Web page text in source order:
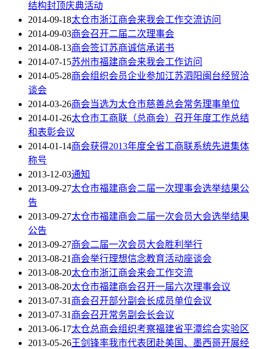
结构封顶庆典活动
2014-09-18太仓市浙江商会来我会工作交流访问
2014-09-03商会召开二届二次理事会
2014-08-13商会签订苏商诚信承诺书
2014-07-15苏州市福建商会来我会工作访问
2014-05-28商会组织会员企业参加江苏泗阳闽台经贸洽
谈会
2014-03-26商会当选为太仓市慈善总会常务理事单位
2014-01-26太仓市工商联（总商会）召开年度工作总结
和表彰会议
2014-01-14商会获得2013年度全省工商联系统先进集体
称号
2013-12-03通知
2013-09-27太仓市福建商会二届一次理事会选举结果公
告
2013-09-27太仓市福建商会二届一次会员大会选举结果
公告
2013-09-27商会二届一次会员大会胜利举行
2013-08-21商会举行理想信念教育活动座谈会
2013-08-20太仓市浙江商会来会工作交流
2013-08-20太仓市福建商会召开一届六次理事会议
2013-07-31商会召开部分副会长成员单位会议
2013-07-31商会召开常务副会长会议
2013-06-17太仓总商会组织考察福建省平潭综合实验区
2013-05-26王剑锋率我市代表团赴美国、墨西哥开展经